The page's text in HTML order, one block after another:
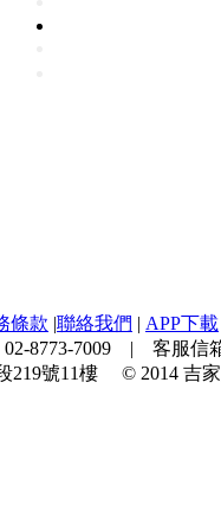
條款 |聯絡我們 | APP下載
02-8773-7009 | 客服信
219號11樓 © 2014 吉